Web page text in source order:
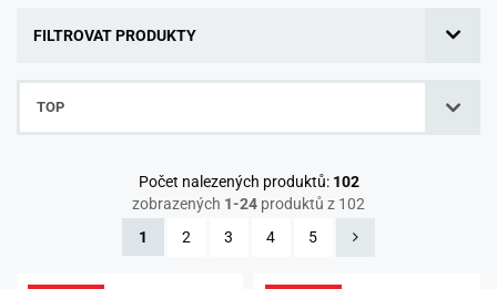
FILTROVAT PRODUKTY
TOP
Počet nalezených produktů: 102
zobrazených 1-24produktů z 102
1
2 3 4 5